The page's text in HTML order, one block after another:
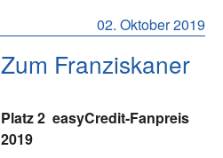
02. Oktober 2019
Zum Franziskaner
Platz 2 easyCredit-Fanpreis
2019